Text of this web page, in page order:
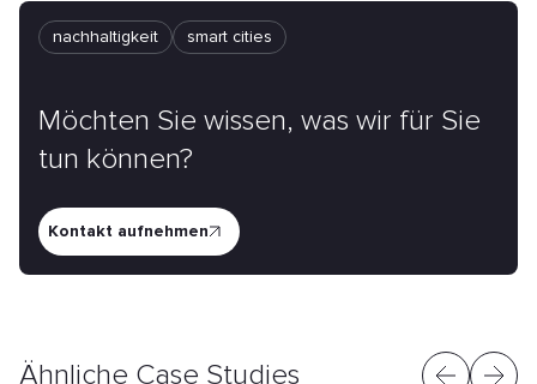
nachhaltigkeit smart cities
Möchten Sie wissen, was wir für Sie
tun können?
Kontakt aufnehmen
Ähnliche Case Studies